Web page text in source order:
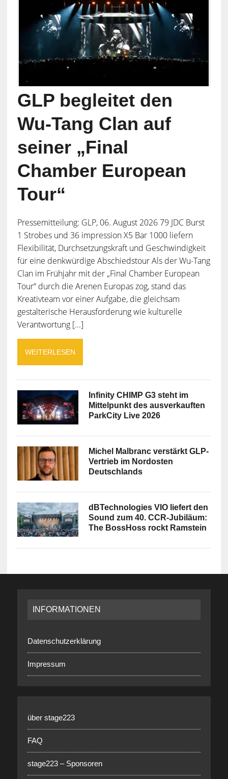
GLP begleitet den
Wu-Tang Clan auf
seiner „Final
Chamber European
Tour“
Pressemitteilung: GLP, 06. August 2026 79 JDC Burst
1 Strobes und 36 impression X5 Bar 1000 liefern
Flexibilität, Durchsetzungskraft und Geschwindigkeit
für eine denkwürdige Abschiedstour Als der Wu-Tang
Clan im Frühjahr mit der „Final Chamber European
Tour“ durch die Arenen Europas zog, stand das
Kreativteam vor einer Aufgabe, die gleichsam
gestalterische Herausforderung wie kulturelle
Verantwortung [...]
WEITERLESEN
Infinity CHIMP G3 steht im
Mittelpunkt des ausverkauften
ParkCity Live 2026
Michel Malbranc verstärkt GLP-
Vertrieb im Nordosten
Deutschlands
dBTechnologies VIO liefert den
Sound zum 40. CCR-Jubiläum:
The BossHoss rockt Ramstein
INFORMATIONEN
Datenschutzerklärung
Impressum
über stage223
FAQ
stage223 – Sponsoren